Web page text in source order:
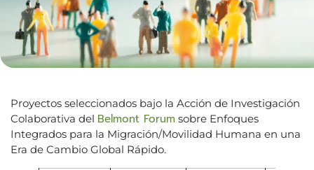
Proyectos seleccionados bajo la Acción de Investigación
Colaborativa del Belmont Forum sobre Enfoques
Integrados para la Migración/Movilidad Humana en una
Era de Cambio Global Rápido.